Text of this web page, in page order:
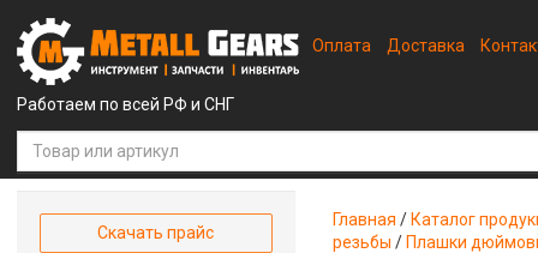
Работаем по всей РФ и СНГ
Оплата Доставка
Главная / Каталог
резьбы / Плашки
Скачать прайс